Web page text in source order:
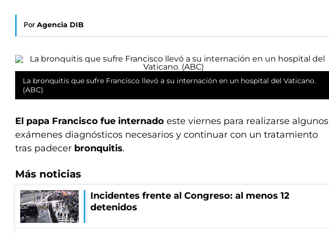
Por Agencia DIB
La bronquitis que sufre Francisco llevó a su internación en un hospital del Vaticano.
(ABC)
El papa Francisco fue internado este viernes para realizarse algunos
exámenes diagnósticos necesarios y continuar con un tratamiento
tras padecer bronquitis.
Más noticias
Incidentes frente al Congreso: al menos 12
detenidos